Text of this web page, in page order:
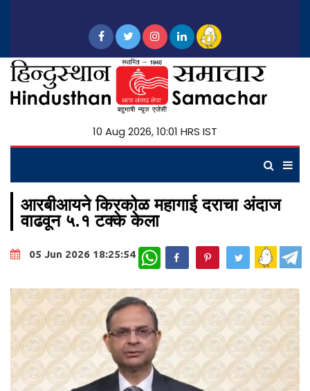
10 Aug 2026, 10:01 HRS IST
आरबीआयने किरकोळ महागाई दराचा अंदाज
वाढवून ५.१ टक्के केला
05 Jun 2026 18:25:54 WhatsApp